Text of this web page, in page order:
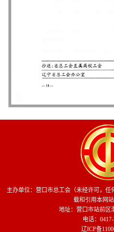
主办单位：营口市总工会（未经许可，
载和引用本网站
地址：营口市站前区
电话：
辽ICP备